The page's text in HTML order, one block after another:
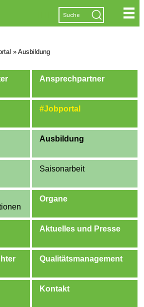
» Ausbildung
Ansprechpartner
#Jobportal
Ausbildung
Saisonarbeit
Organe
Aktuelles und Presse
Qualitätsmanagement
Kontakt